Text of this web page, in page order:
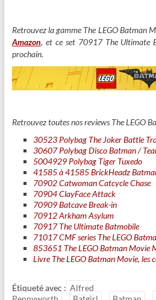
Retrouvez la gamme The LEGO Batman
Amazon, et ce set 70917 The Ultimate
prochain.
Retrouvez toutes nos reviews The LEGO
30523 Polybag The Joker Battle
30607 Polybag Disco Batman /
5004929 Polybag Tiger Tuxedo
41585 à 41585 BrickHeadz
70902 Catwoman Catcycle Chase
70904 ClayFace Attack
70909 Batcave Break-in
70912 Arkham Asylum
70917 The Ultimate Batmobile
71017 CMF series The LEGO
853651 The LEGO Batman Movie
Livre The LEGO Batman Movie, les
Étiqueté avec : Alfred